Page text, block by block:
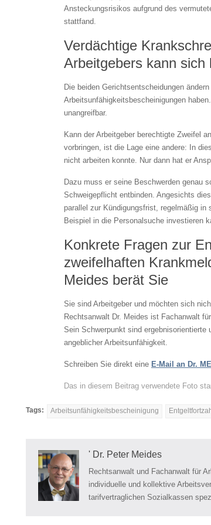
Ansteckungsrisikos aufgrund des
stattfand.
Verdächtige
Arbeitgebers kann sich
Die beiden Gerichtsentscheidungen
Arbeitsunfähigkeitsbescheinigungen
unangreifbar.
Kann der Arbeitgeber berechtigte Zweifel
vorbringen, ist die Lage eine andere: In
nicht arbeiten konnte. Nur dann hat er
Dazu muss er seine Beschwerden genau
Schweigepflicht entbinden. Angesichts
parallel zur Kündigungsfrist, regelmäßig
Beispiel in die Personalsuche investieren
Konkrete Fragen zur
zweifelhaften
Meides berät Sie
Sie sind Arbeitgeber und möchten sich
Rechtsanwalt Dr. Meides ist Fachanwalt
Sein Schwerpunkt sind
angeblicher Arbeitsunfähigkeit.
Schreiben Sie direkt eine E-Mail an Dr.
Das in diesem Beitrag verwendete Foto
Tags: Arbeitsunfähigkeitsbescheinigung
' Dr. Peter Meides
Rechtsanwalt und Fachanwalt für
individuelle und kollektive
tarifvertraglichen Sozialkassen